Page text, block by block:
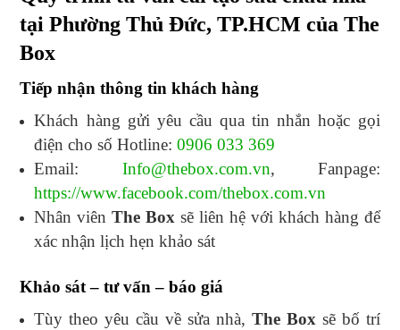
tại Phường Thủ Đức, TP.HCM của The
Box
Tiếp nhận thông tin khách hàng
Khách hàng gửi yêu cầu qua tin nhắn hoặc gọi
điện cho số Hotline:0906 033 369
Email: Info@thebox.com.vn, Fanpage:
https://www.facebook.com/thebox.com.vn
Nhân viênThe Box sẽ liên hệ với khách hàng để
xác nhận lịch hẹn khảo sát
Khảo sát – tư vấn – báo giá
Tùy theo yêu cầu về sửa nhà, The Box sẽ bố trí